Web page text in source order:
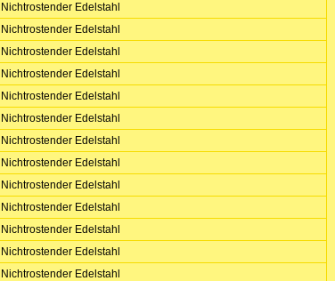
Nichtrostender Edelstahl
Nichtrostender Edelstahl
Nichtrostender Edelstahl
Nichtrostender Edelstahl
Nichtrostender Edelstahl
Nichtrostender Edelstahl
Nichtrostender Edelstahl
Nichtrostender Edelstahl
Nichtrostender Edelstahl
Nichtrostender Edelstahl
Nichtrostender Edelstahl
Nichtrostender Edelstahl
Nichtrostender Edelstahl